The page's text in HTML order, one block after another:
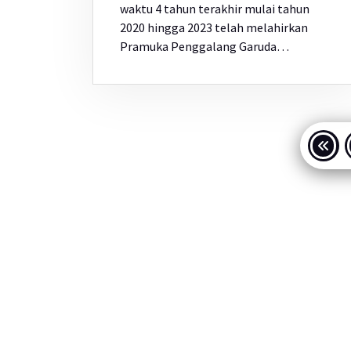
waktu 4 tahun terakhir mulai tahun
2020 hingga 2023 telah melahirkan
Pramuka Penggalang Garuda…